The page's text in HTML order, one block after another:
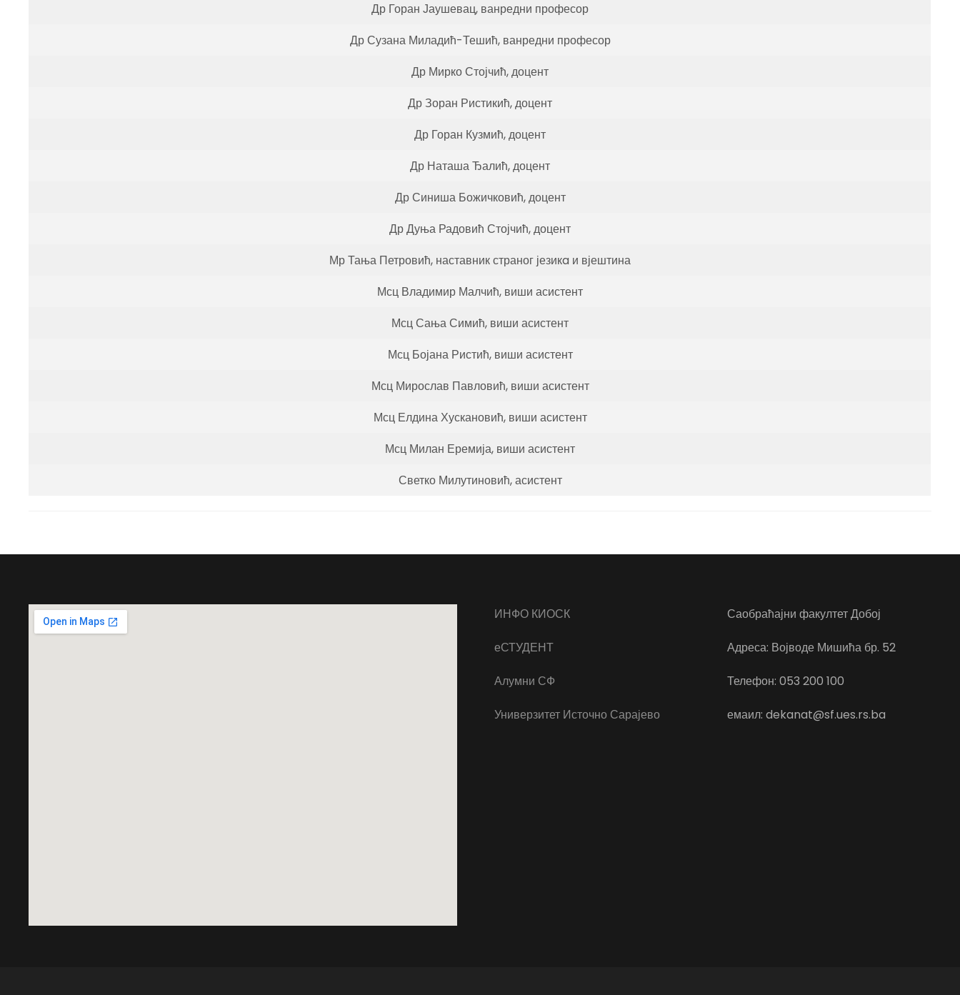
Др Горан Јаушевац, ванредни професор
Др Сузана Миладић-Тешић, ванредни професор
Др Мирко Стојчић, доцент
Др Зоран Ристикић, доцент
Др Горан Кузмић, доцент
Др Наташа Ђалић, доцент
Др Синиша Божичковић, доцент
Др Дуња Радовић Стојчић, доцент
Мр Тања Петровић, наставник страног језикa и вјештина
Мсц Владимир Малчић, виши асистент
Мсц Сања Симић, виши асистент
Мсц Бојана Ристић, виши асистент
Мсц Мирослав Павловић, виши асистент
Мсц Елдина Хускановић, виши асистент
Мсц Милан Еремија, виши асистент
Светко Милутиновић, асистент
ИНФО КИОСК
еСТУДЕНТ
Алумни СФ
Универзитет Источно Сарајево
Саобраћајни факултет Добој
Адреса: Војводе Мишића бр. 52
Телефон: 053 200 100
емаил: dekanat@sf.ues.rs.ba